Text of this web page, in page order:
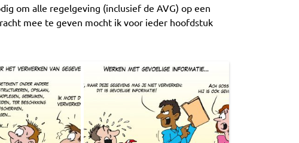
om alle regelgeving (inclusief de AVG) op een
mee te geven mocht ik voor ieder hoofdstuk